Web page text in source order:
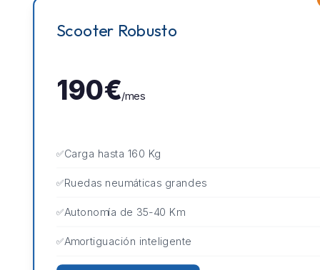
Scooter Robusto
190€/mes
Carga hasta 160 Kg
Ruedas neumáticas grandes
Autonomía de 35-40 Km
Amortiguación inteligente